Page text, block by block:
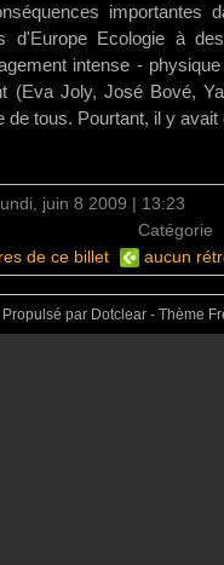
importantes
d'Europe Ecologie à
intense -
(Eva Joly, José Bové,
de tous. Pourtant, il y
juin 8 2009 | 13:23
Catégorie
de ce billet
aucun
Propulsé par Dotclear - Thème